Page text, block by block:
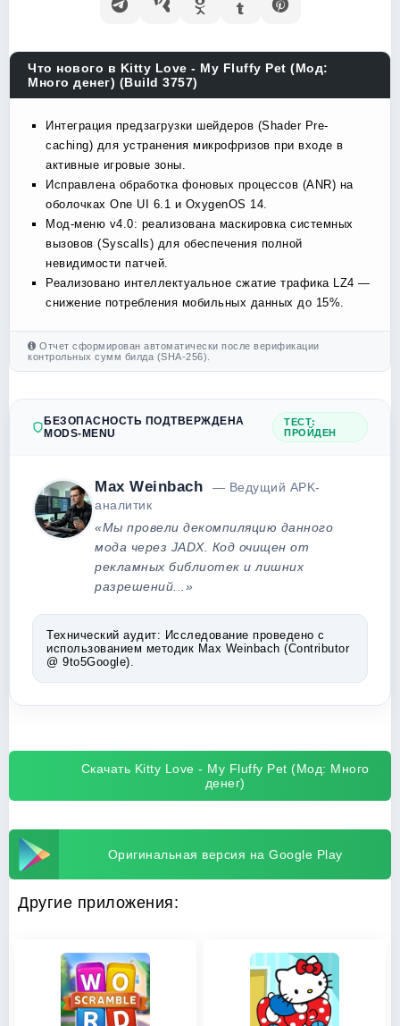
Что нового в Kitty Love - My Fluffy Pet (Мод:
Много денег) (Build 3757)
Интеграция предзагрузки шейдеров (Shader Pre-
caching) для устранения микрофризов при входе в
активные игровые зоны.
Исправлена обработка фоновых процессов (ANR) на
оболочках One UI 6.1 и OxygenOS 14.
Мод-меню v4.0: реализована маскировка системных
вызовов (Syscalls) для обеспечения полной
невидимости патчей.
Реализовано интеллектуальное сжатие трафика LZ4 —
снижение потребления мобильных данных до 15%.
Отчет сформирован автоматически после верификации
контрольных сумм билда (SHA-256).
БЕЗОПАСНОСТЬ ПОДТВЕРЖДЕНА
MODS-MENU
ТЕСТ:
ПРОЙДЕН
Max Weinbach
— Ведущий APK-
аналитик
«Мы провели декомпиляцию данного
мода через JADX. Код очищен от
рекламных библиотек и лишних
разрешений...»
Технический аудит: Исследование проведено с
использованием методик Max Weinbach (Contributor
@ 9to5Google).
Скачать Kitty Love - My Fluffy Pet (Мод: Много
денег)
Оригинальная версия на Google Play
Другие приложения: